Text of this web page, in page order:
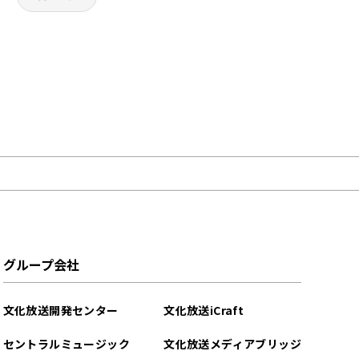
グループ会社
文化放送開発センター
セントラルミュージック
文化放送iCraft
文化放送メディアブリッジ